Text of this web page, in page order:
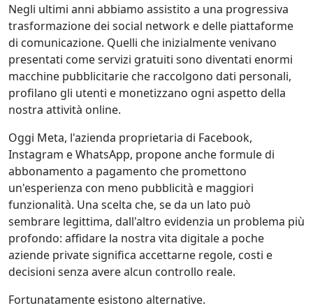
Negli ultimi anni abbiamo assistito a una progressiva
trasformazione dei social network e delle piattaforme
di comunicazione. Quelli che inizialmente venivano
presentati come servizi gratuiti sono diventati enormi
macchine pubblicitarie che raccolgono dati personali,
profilano gli utenti e monetizzano ogni aspetto della
nostra attività online.
Oggi Meta, l'azienda proprietaria di Facebook,
Instagram e WhatsApp, propone anche formule di
abbonamento a pagamento che promettono
un'esperienza con meno pubblicità e maggiori
funzionalità. Una scelta che, se da un lato può
sembrare legittima, dall'altro evidenzia un problema più
profondo: affidare la nostra vita digitale a poche
aziende private significa accettarne regole, costi e
decisioni senza avere alcun controllo reale.
Fortunatamente esistono alternative.